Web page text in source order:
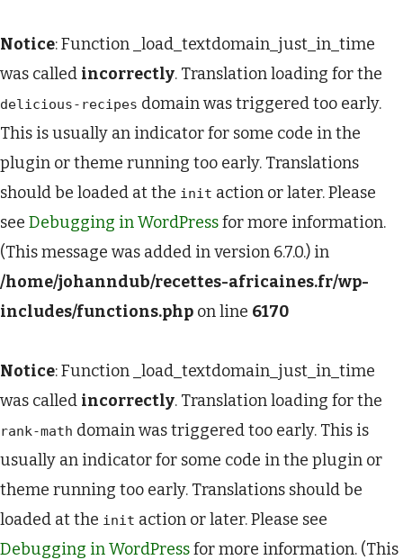
Notice: Function _load_textdomain_just_in_time
was called incorrectly. Translation loading for the
delicious-recipes domain was triggered too early.
This is usually an indicator for some code in the
plugin or theme running too early. Translations
should be loaded at the init action or later. Please
see Debugging in WordPressfor more information.
(This message was added in version 6.7.0.) in
/home/johanndub/recettes-africaines.fr/wp-
includes/functions.php on line 6170
Notice: Function _load_textdomain_just_in_time
was called incorrectly. Translation loading for the
rank-math domain was triggered too early. This is
usually an indicator for some code in the plugin or
theme running too early. Translations should be
loaded at the init action or later. Please see
Debugging in WordPressfor more information. (This